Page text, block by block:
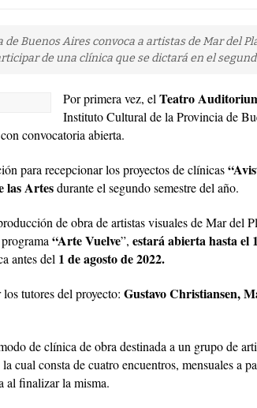
Buenos Aires convoca a artistas de Mar del
de una clínica que se dictará en el
Por primera vez, elTeatro
Instituto Cultural de la Provincia de
convocatoria abierta.
para recepcionar los proyectos de clínicas
las Artesdurante el segundo semestre del año.
de obra de artistas visuales de Mar del
“Arte Vuelve”, estará abierta hasta el
antes del 1 de agosto de 2022.
tutores del proyecto: Gustavo Christiansen,
de clínica de obra destinada a un grupo de
cual consta de cuatro encuentros, mensuales a
al finalizar la misma.